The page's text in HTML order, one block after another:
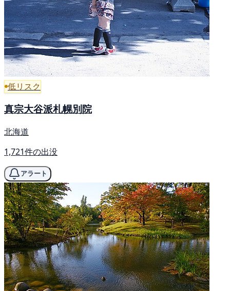
低リスク
真宗大谷派札幌別院
北海道
1,721件の出没
アラート